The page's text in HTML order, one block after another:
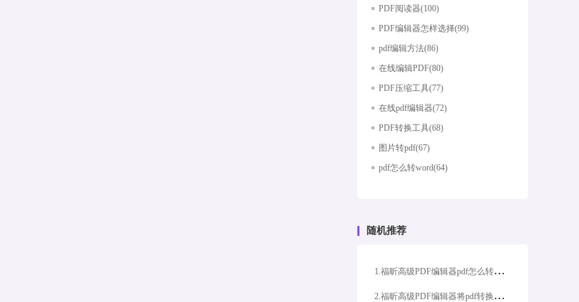
PDF阅读器(100)
PDF编辑器怎样选择(99)
pdf编辑方法(86)
在线编辑PDF(80)
PDF压缩工具(77)
在线pdf编辑器(72)
PDF转换工具(68)
图片转pdf(67)
pdf怎么转word(64)
随机推荐
1
.福昕高级PDF编辑器pdf怎么转换成word?
2
.福昕高级PDF编辑器将pdf转换成word格式转换方式分享